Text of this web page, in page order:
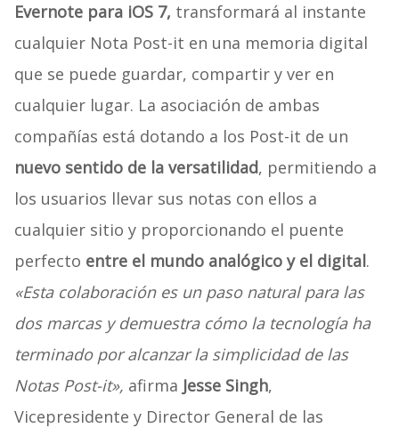
Evernote para iOS 7, transformará al instante
cualquier Nota Post-it en una memoria digital
que se puede guardar, compartir y ver en
cualquier lugar. La asociación de ambas
compañías está dotando a los Post-it de un
nuevo sentido de la versatilidad, permitiendo a
los usuarios llevar sus notas con ellos a
cualquier sitio y proporcionando el puente
perfecto entre el mundo analógico y el digital.
«Esta colaboración es un paso natural para las
dos marcas y demuestra cómo la tecnología ha
terminado por alcanzar la simplicidad de las
Notas Post-it», afirma Jesse Singh,
Vicepresidente y Director General de las